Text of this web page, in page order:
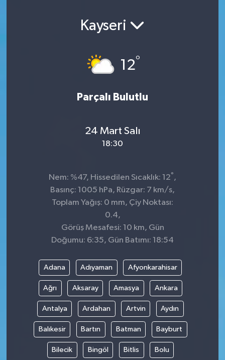
Kayseri
12°
Parçalı Bulutlu
24 Mart Salı
18:30
Nem: %47, Hissedilen Sıcaklık: 12° ,
Basınç: 1005 hPa, Rüzgar: 7 km/s,
Toplam Yağış: 0 mm, Çiy Noktası:
0.4,
Görüş Mesafesi: 10 km, Gün
Doğumu: 6:35, Gün Batımı: 18:54
Adana Adıyaman Afyonkarahisar
Ağrı Aksaray Amasya Ankara
Antalya Ardahan Artvin Aydın
Balıkesir Bartın Batman Bayburt
Bilecik Bingöl Bitlis Bolu